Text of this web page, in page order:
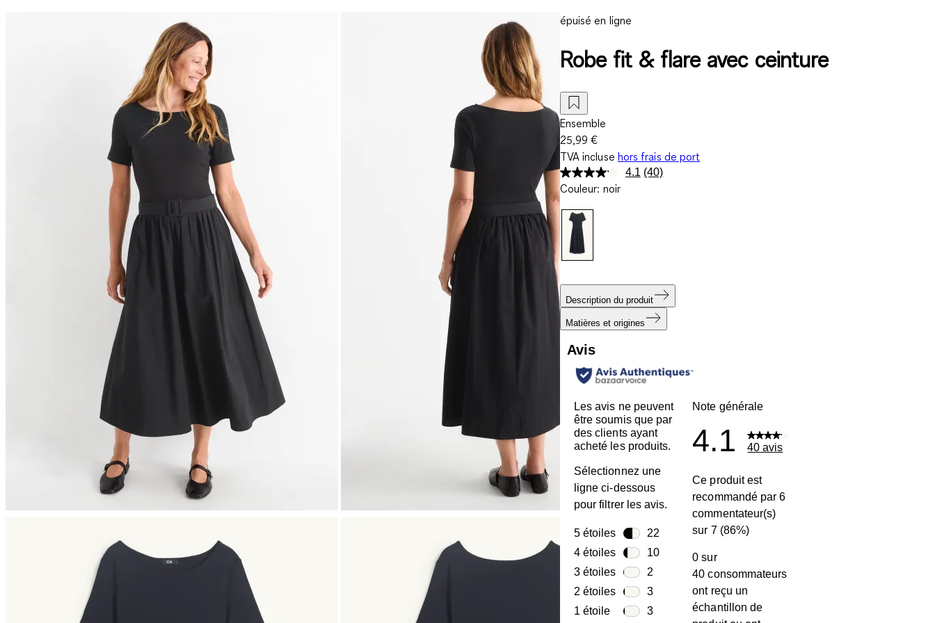
épuisé en ligne
Robe fit & flare avec ceinture
Ensemble
25,99 €
TVA incluse hors frais de port
4.1 Lire
(40)
Couleur: noir
Description du produit
Matières et origines
Avis
Les avis ne peuvent
être soumis que par
des clients ayant
acheté les produits.
Sélectionnez une
ligne ci-dessous
pour filtrer les avis.
5 étoiles étoiles22
22 avis avec 5 étoiles.
4 étoiles étoiles10
10 avis avec 4 étoiles.
3 étoiles étoiles2
2 avis avec 3 étoiles.
2 étoiles étoiles3
3 avis avec 2 étoiles.
1 étoile étoiles 3
Note générale
4.1 40 avis
Ce produit est
recommandé par 6
commentateur(s)
sur 7 (86%)
0 sur
40 consommateurs
ont reçu un
échantillon de